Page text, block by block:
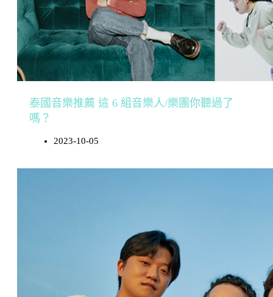
泰國音樂推薦 這 6 組音樂人/樂團你聽過了
嗎？
2023-10-05